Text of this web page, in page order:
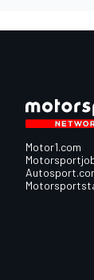
Motor1.com